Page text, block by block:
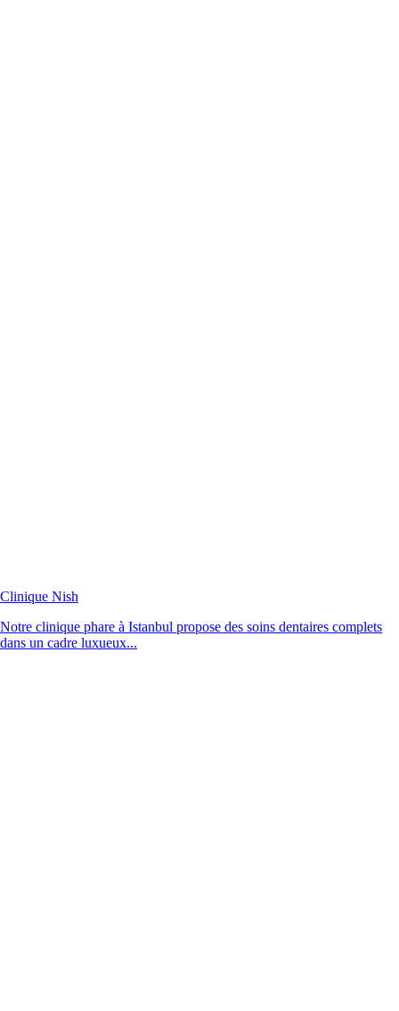
Clinique Nish
Notre clinique phare à Istanbul propose des soins dentaires complets
dans un cadre luxueux...